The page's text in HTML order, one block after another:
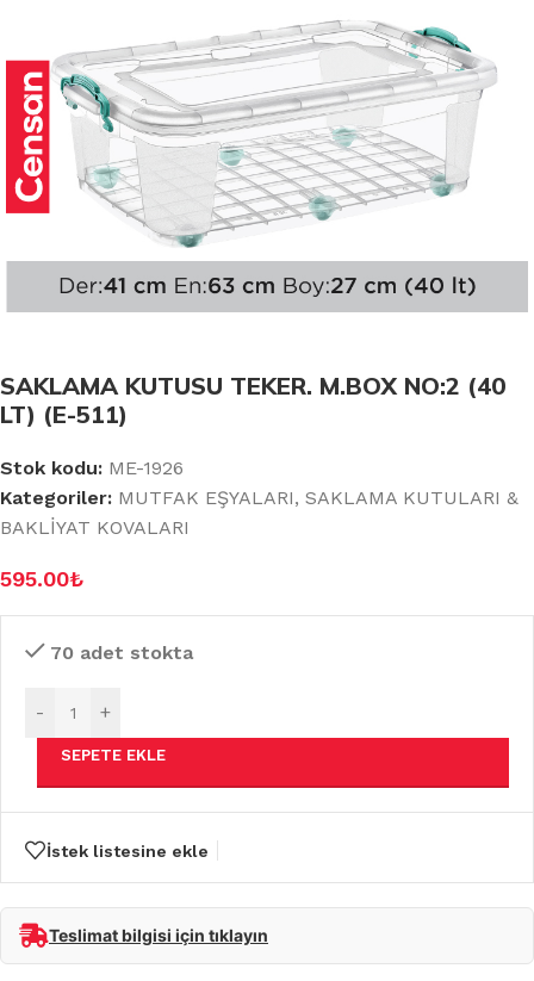
SAKLAMA KUTUSU TEKER. M.BOX NO:2 (40
LT) (E-511)
Stok kodu: ME-1926
Kategoriler: MUTFAK EŞYALARI, SAKLAMA KUTULARI &
BAKLİYAT KOVALARI
595.00₺
70 adet stokta
- +
SEPETE EKLE
İstek listesine ekle
Teslimat bilgisi için tıklayın